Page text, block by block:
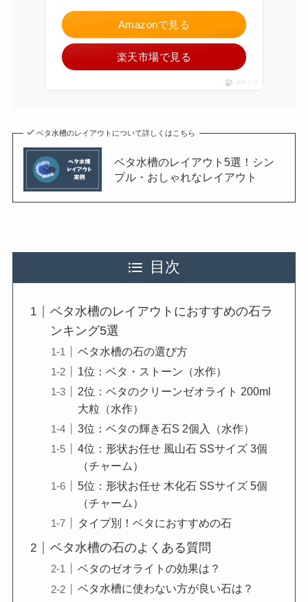
Amazonで見る
楽天市場で見る
ポチップ
ベタ水槽のレイアウトについて詳しくはこちら
ベタ水槽のレイアウト5選！シン
プル・おしゃれなレイアウト
目次
ベタ水槽のレイアウトにおすすめの石ラ
ンキング5選
ベタ水槽の石の選び方
1位：ベタ・ストーン（水作）
2位：ベタのクリーンゼオライト 200ml
大粒（水作）
3位：ベタの輝き石S 2個入（水作）
4位：形状お任せ 風山石 SSサイズ 3個
（チャーム）
5位：形状お任せ 木化石 SSサイズ 5個
（チャーム）
タイプ別！ベタにおすすめの石
ベタ水槽の石のよくある質問
ベタのゼオライトの効果は？
ベタ水槽に使わない方が良い石は？